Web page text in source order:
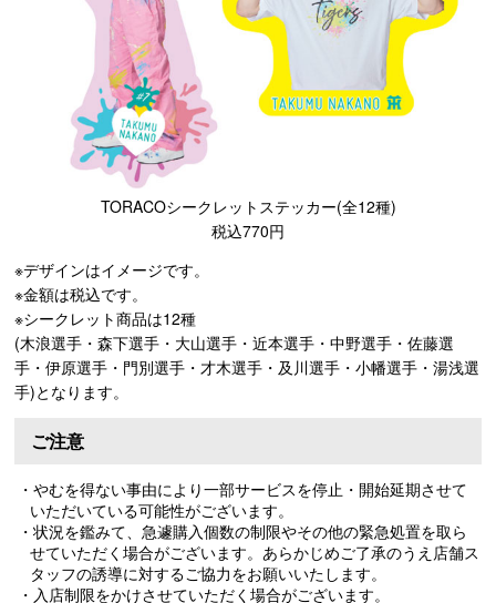
TORACOシークレットステッカー(全12種)
税込770円
※デザインはイメージです。
※金額は税込です。
※シークレット商品は12種
(木浪選手・森下選手・大山選手・近本選手・中野選手・佐藤選
手・伊原選手・門別選手・才木選手・及川選手・小幡選手・湯浅選
手)となります。
ご注意
・やむを得ない事由により一部サービスを停止・開始延期させて
いただいている可能性がございます。
・状況を鑑みて、急遽購入個数の制限やその他の緊急処置を取ら
せていただく場合がございます。あらかじめご了承のうえ店舗ス
タッフの誘導に対するご協力をお願いいたします。
・入店制限をかけさせていただく場合がございます。